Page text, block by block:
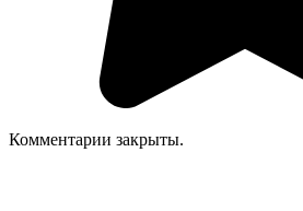
Комментарии закрыты.